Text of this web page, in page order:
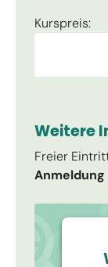
Kurspreis:
Weitere
Freier